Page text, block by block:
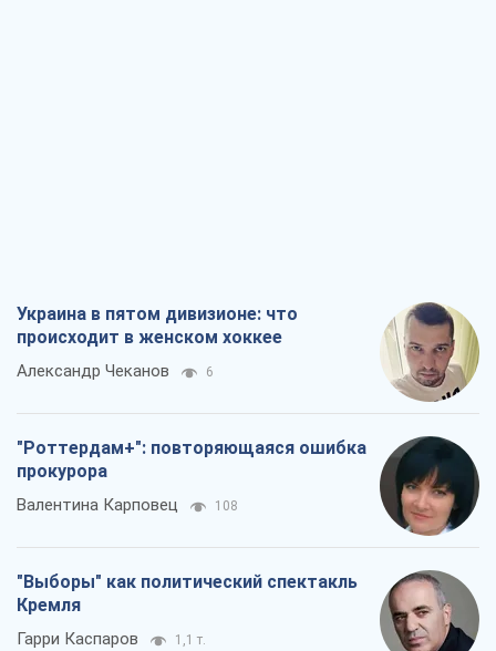
Украина в пятом дивизионе: что
происходит в женском хоккее
Александр Чеканов 6
"Роттердам+": повторяющаяся ошибка
прокурора
Валентина Карповец 108
"Выборы" как политический спектакль
Кремля
Гарри Каспаров 1,1 т.